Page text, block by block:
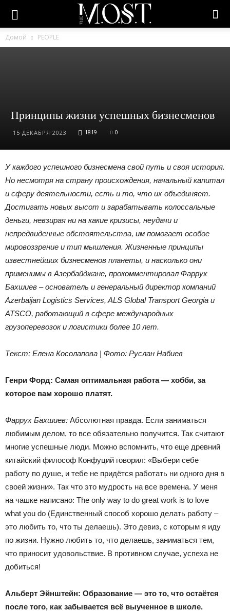
Домой PEOPLE
Принципы жизни успешных бизнесменов
15 ДЕКАБРЯ 2023 1819 0
У каждого успешного бизнесмена свой путь и своя история.
Но несмотря на страну происхождения, начальный капитал
и сферу деятельности, есть и то, что их объединяет.
Достигать новых высот и зарабатывать колоссальные
деньги, невзирая ни на какие кризисы, неудачи и
непредвиденные обстоятельства, им помогает особое
мировоззрение и тип мышления. Жизненные принципы
известнейших бизнесменов планеты, и насколько они
применимы в Азербайджане, прокомментировал Фаррух
Бахшиев – основатель и генеральный директор компаний
Azerbaijan Logistics Services, ALS Global TransportGeorgia и
ATSCO, работающий в сфере международных
грузоперевозок и логистики более 10 лет.
Текст: Елена Косолапова | Фото: Руслан Набиев
Генри Форд: Самая оптимальная работа — хобби, за
которое вам хорошо платят.
Фаррух Бахшиев: Абсолютная правда. Если заниматься
любимым делом, то все обязательно получится. Так считают
многие успешные люди. Можно вспомнить, что еще древний
китайский философ Конфуций говорил: «Выбери себе
работу по душе, и тебе не придётся работать ни одного дня в
своей жизни». Так что это мудрость на все времена. У меня
на чашке написано: The only way to do great work is to love
what you do (Единственный способ хорошо делать работу –
это любить то, что ты делаешь). Это девиз, с которым я иду
по жизни. Нужно любить то, что делаешь, заниматься тем,
что приносит удовольствие. В противном случае, успеха не
добиться!
Альберт Эйнштейн: Образование — это то, что остаётся
после того, как забывается всё выученное в школе.